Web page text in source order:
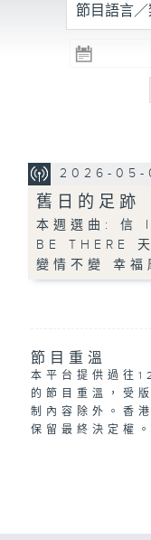
R3
電台
節目語言／
2026-05-
舊日的足跡
本週選曲: 信
BE THERE
變情不變 幸福
節目重溫
本平台提供過往
的節目重溫，受
制內容除外。香
保留最終決定權。